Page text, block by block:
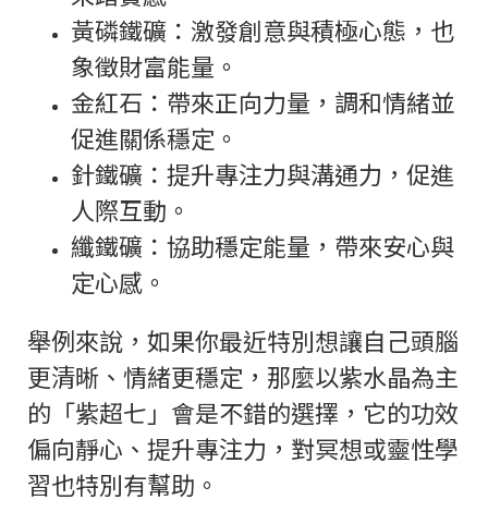
黃磷鐵礦：激發創意與積極心態，也
象徵財富能量。
金紅石：帶來正向力量，調和情緒並
促進關係穩定。
針鐵礦：提升專注力與溝通力，促進
人際互動。
纖鐵礦：協助穩定能量，帶來安心與
定心感。
舉例來說，如果你最近特別想讓自己頭腦
更清晰、情緒更穩定，那麼以紫水晶為主
的「紫超七」會是不錯的選擇，它的功效
偏向靜心、提升專注力，對冥想或靈性學
習也特別有幫助。